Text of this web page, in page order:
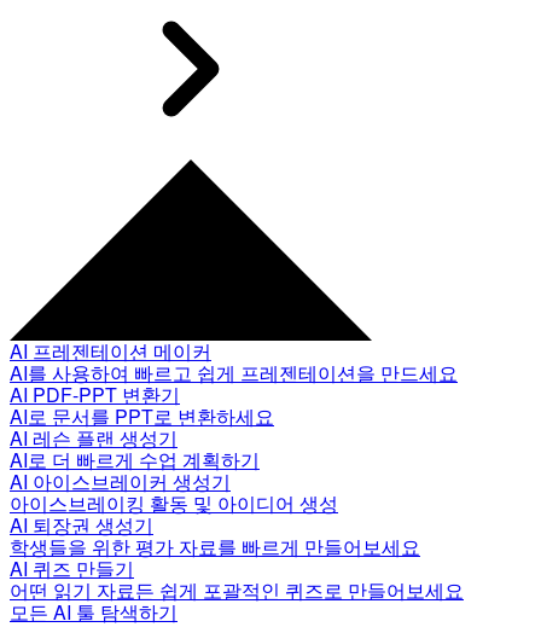
AI 프레젠테이션 메이커
AI를 사용하여 빠르고 쉽게 프레젠테이션을 만드세요
AI PDF-PPT 변환기
AI로 문서를 PPT로 변환하세요
AI 레슨 플랜 생성기
AI로 더 빠르게 수업 계획하기
AI 아이스브레이커 생성기
아이스브레이킹 활동 및 아이디어 생성
AI 퇴장권 생성기
학생들을 위한 평가 자료를 빠르게 만들어보세요
AI 퀴즈 만들기
어떤 읽기 자료든 쉽게 포괄적인 퀴즈로 만들어보세요
모든 AI 툴 탐색하기